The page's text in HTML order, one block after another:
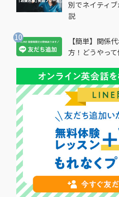
別でネイティ
説
【簡単】関係
方！どうやって